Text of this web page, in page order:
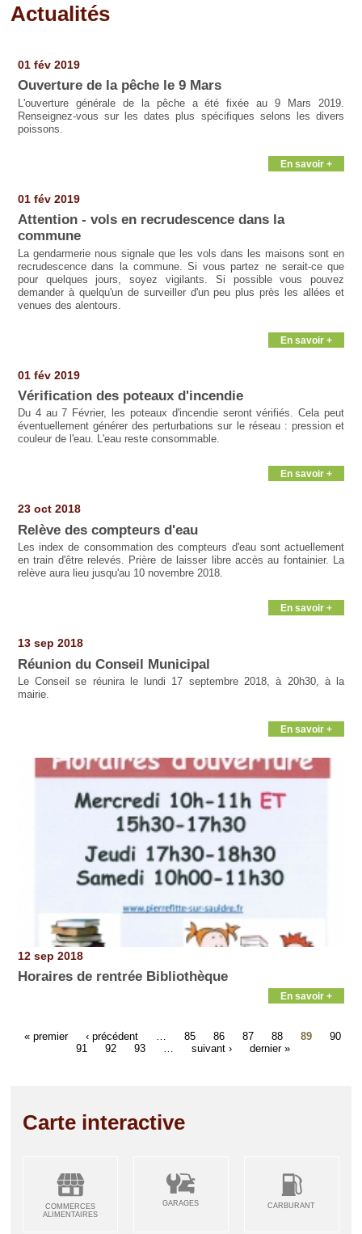
Actualités
01 fév 2019
Ouverture de la pêche le 9 Mars
L'ouverture générale de la pêche a été fixée au 9 Mars 2019.
Renseignez-vous sur les dates plus spécifiques selons les divers
poissons.
En savoir +
01 fév 2019
Attention - vols en recrudescence dans la
commune
La gendarmerie nous signale que les vols dans les maisons sont en
recrudescence dans la commune. Si vous partez ne serait-ce que
pour quelques jours, soyez vigilants. Si possible vous pouvez
demander à quelqu'un de surveiller d'un peu plus près les allées et
venues des alentours.
En savoir +
01 fév 2019
Vérification des poteaux d'incendie
Du 4 au 7 Février, les poteaux d'incendie seront vérifiés. Cela peut
éventuellement générer des perturbations sur le réseau : pression et
couleur de l'eau. L'eau reste consommable.
En savoir +
23 oct 2018
Relève des compteurs d'eau
Les index de consommation des compteurs d'eau sont actuellement
en train d'être relevés. Prière de laisser libre accès au fontainier. La
relève aura lieu jusqu'au 10 novembre 2018.
En savoir +
13 sep 2018
Réunion du Conseil Municipal
Le Conseil se réunira le lundi 17 septembre 2018, à 20h30, à la
mairie.
En savoir +
12 sep 2018
Horaires de rentrée Bibliothèque
En savoir +
Pages
« premier ‹ précédent 85 86 87 88 89
90
91
92 93 suivant › dernier »
Carte interactive
COMMERCES
ALIMENTAIRES
GARAGES CARBURANT